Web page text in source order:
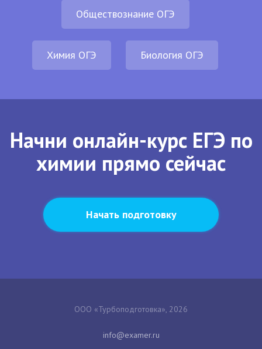
Обществознание ОГЭ
Химия ОГЭ Биология ОГЭ
Начни онлайн-курс ЕГЭ по
химии прямо сейчас
Начать подготовку
ООО «Турбоподготовка», 2026